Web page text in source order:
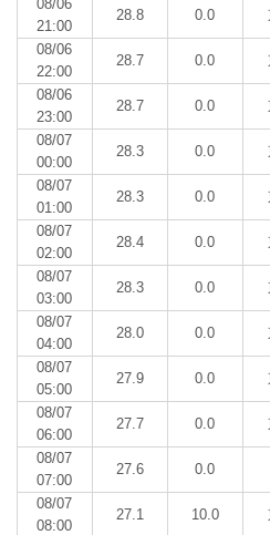
08/06
21:00
28.8 0.0
08/06
22:00
28.7 0.0
08/06
23:00
28.7 0.0
08/07
00:00
28.3 0.0
08/07
01:00
28.3 0.0
08/07
02:00
28.4 0.0
08/07
03:00
28.3 0.0
08/07
04:00
28.0 0.0
08/07
05:00
27.9 0.0
08/07
06:00
27.7 0.0
08/07
07:00
27.6 0.0
08/07
08:00
27.1 10.0